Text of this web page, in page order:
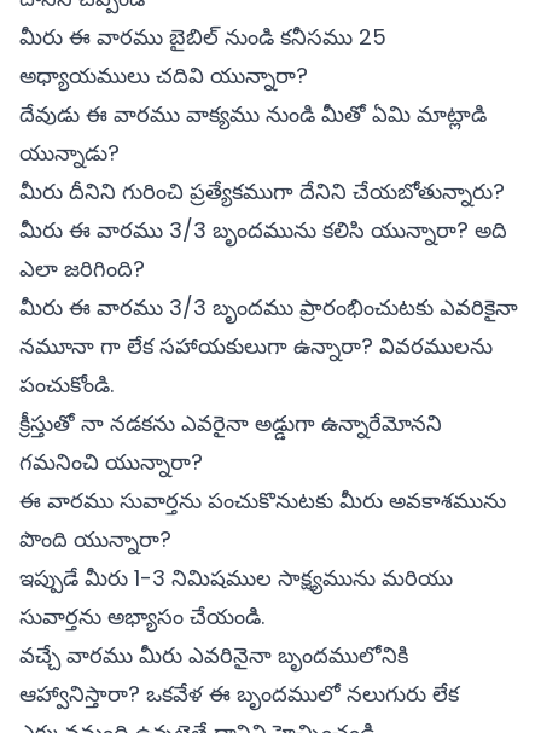
మీరు ఈ వారము బైబిల్ నుండి కనీసము 25
అధ్యాయములు చదివి యున్నారా?
దేవుడు ఈ వారము వాక్యము నుండి మీతో ఏమి మాట్లాడి
యున్నాడు?
మీరు దీనిని గురించి ప్రత్యేకముగా దేనిని చేయబోతున్నారు?
మీరు ఈ వారము 3/3 బృందమును కలిసి యున్నారా? అది
ఎలా జరిగింది?
మీరు ఈ వారము 3/3 బృందము ప్రారంభించుటకు ఎవరికైనా
నమూనా గా లేక సహాయకులుగా ఉన్నారా? వివరములను
పంచుకోండి.
క్రీస్తుతో నా నడకను ఎవరైనా అడ్డుగా ఉన్నారేమోనని
గమనించి యున్నారా?
ఈ వారము సువార్తను పంచుకొనుటకు మీరు అవకాశమును
పొంది యున్నారా?
ఇప్పుడే మీరు 1-3 నిమిషముల సాక్ష్యమును మరియు
సువార్తను అభ్యాసం చేయండి.
వచ్చే వారము మీరు ఎవరినైనా బృందములోనికి
ఆహ్వానిస్తారా? ఒకవేళ ఈ బృందములో నలుగురు లేక